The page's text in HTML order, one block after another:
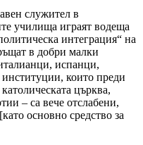
служител в
училища играят водеща
интеграция“ на
в добри малки
испанци,
които преди
църква,
– са вече отслабени,
основно средство за